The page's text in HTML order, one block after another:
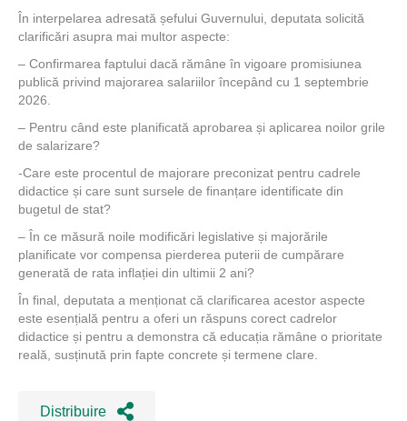
În interpelarea adresată șefului Guvernului, deputata solicită
clarificări asupra mai multor aspecte:
– Confirmarea faptului dacă rămâne în vigoare promisiunea
publică privind majorarea salariilor începând cu 1 septembrie
2026.
– Pentru când este planificată aprobarea și aplicarea noilor grile
de salarizare?
-Care este procentul de majorare preconizat pentru cadrele
didactice și care sunt sursele de finanțare identificate din
bugetul de stat?
– În ce măsură noile modificări legislative și majorările
planificate vor compensa pierderea puterii de cumpărare
generată de rata inflației din ultimii 2 ani?
În final, deputata a menționat că clarificarea acestor aspecte
este esențială pentru a oferi un răspuns corect cadrelor
didactice și pentru a demonstra că educația rămâne o prioritate
reală, susținută prin fapte concrete și termene clare.
Distribuire